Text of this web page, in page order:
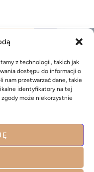
z technologii, takich jak
dostępu do informacji o
nam przetwarzać dane, takie
identyfikatory na tej
może niekorzystnie
Salon
Ul. Złotno 56